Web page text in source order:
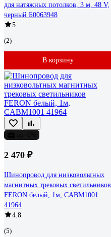
для натяжных потолков, 3 м, 48 V,
черный Б0063948
5
(2)
В корзину
2 470 ₽
Шинопровод для низковольтных
магнитных трековых светильников
FERON белый, 1м, CABM1001
41964
4.8
(5)